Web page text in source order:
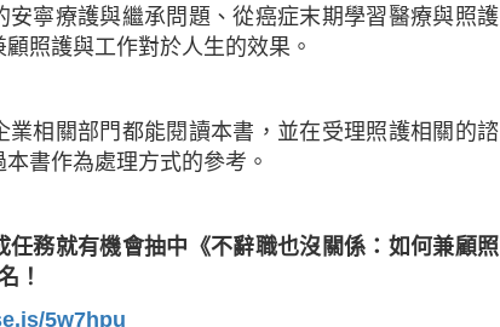
安寧療護與繼承問題、從癌症末期學習醫療與照護
照護與工作對於人生的效果。
業相關部門都能閱讀本書，並在受理照護相關的諮
書作為處理方式的參考。
任務就有機會抽中《不辭職也沒關係：如何兼顧照
！
5w7hpu